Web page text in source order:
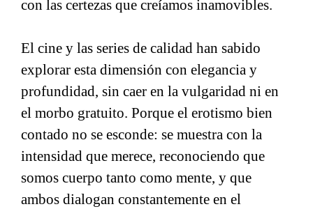
con las certezas que creíamos inamovibles.
El cine y las series de calidad han sabido
explorar esta dimensión con elegancia y
profundidad, sin caer en la vulgaridad ni en
el morbo gratuito. Porque el erotismo bien
contado no se esconde: se muestra con la
intensidad que merece, reconociendo que
somos cuerpo tanto como mente, y que
ambos dialogan constantemente en el